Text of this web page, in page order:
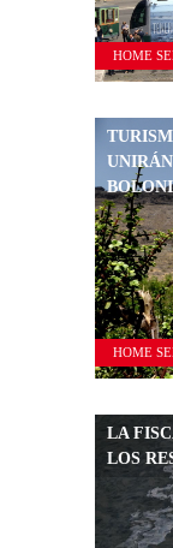
HOME
HOME
LA
LOS